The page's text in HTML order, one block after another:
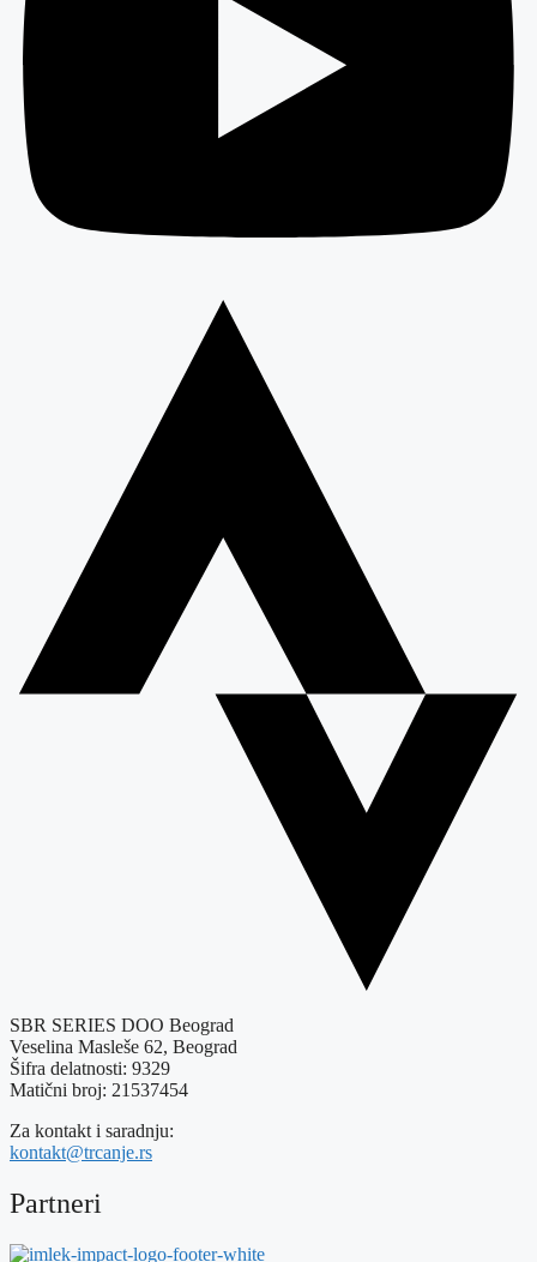
SBR SERIES DOO Beograd
Veselina Masleše 62, Beograd
Šifra delatnosti: 9329
Matični broj: 21537454
Za kontakt i saradnju:
kontakt@trcanje.rs
Partneri